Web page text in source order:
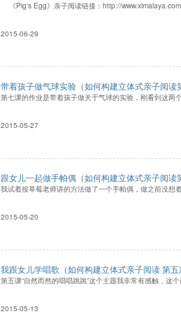
《Pig's Egg》亲子阅读链接：http://
2015-06-29
带着孩子做气球实验（如何构建立体式亲子阅读
第七课的作业是带着孩子做关于气球的实验，刚看到这
2015-05-27
跟女儿一起做手帕偶（如何构建立体式亲子阅读
我试着按草莓老师讲的方法做了一个手帕偶，做之前没
2015-05-20
我跟女儿学唱歌（如何构建立体式亲子阅读 第
第五课“自然而然的唱唱跳跳”这个主题我非常有感触，这
2015-05-13